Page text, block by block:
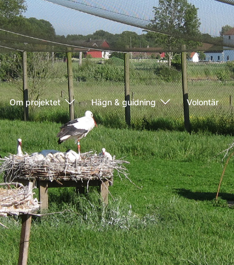
Om projektet Hägn & guidning Volontär